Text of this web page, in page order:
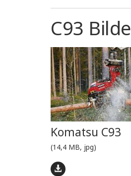
C93
Komatsu C93
(14,4 MB, jpg)